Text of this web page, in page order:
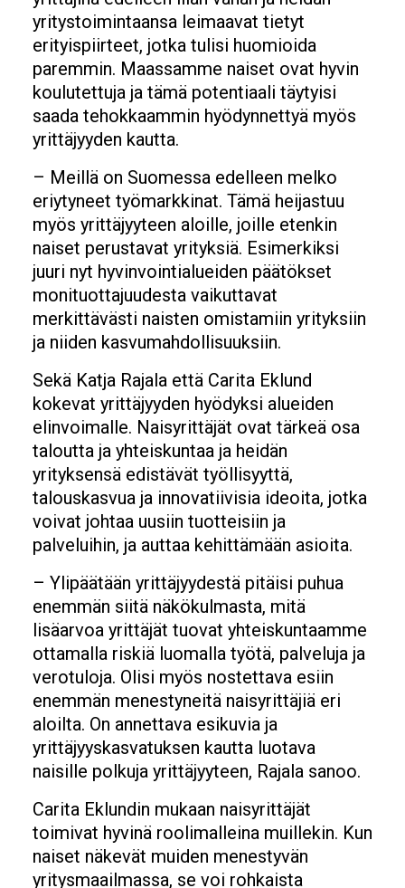
yritystoimintaansa leimaavat tietyt
erityispiirteet, jotka tulisi huomioida
paremmin. Maassamme naiset ovat hyvin
koulutettuja ja tämä potentiaali täytyisi
saada tehokkaammin hyödynnettyä myös
yrittäjyyden kautta.
– Meillä on Suomessa edelleen melko
eriytyneet työmarkkinat. Tämä heijastuu
myös yrittäjyyteen aloille, joille etenkin
naiset perustavat yrityksiä. Esimerkiksi
juuri nyt hyvinvointialueiden päätökset
monituottajuudesta vaikuttavat
merkittävästi naisten omistamiin yrityksiin
ja niiden kasvumahdollisuuksiin.
Sekä Katja Rajala että Carita Eklund
kokevat yrittäjyyden hyödyksi alueiden
elinvoimalle. Naisyrittäjät ovat tärkeä osa
taloutta ja yhteiskuntaa ja heidän
yrityksensä edistävät työllisyyttä,
talouskasvua ja innovatiivisia ideoita, jotka
voivat johtaa uusiin tuotteisiin ja
palveluihin, ja auttaa kehittämään asioita.
– Ylipäätään yrittäjyydestä pitäisi puhua
enemmän siitä näkökulmasta, mitä
lisäarvoa yrittäjät tuovat yhteiskuntaamme
ottamalla riskiä luomalla työtä, palveluja ja
verotuloja. Olisi myös nostettava esiin
enemmän menestyneitä naisyrittäjiä eri
aloilta. On annettava esikuvia ja
yrittäjyyskasvatuksen kautta luotava
naisille polkuja yrittäjyyteen, Rajala sanoo.
Carita Eklundin mukaan naisyrittäjät
toimivat hyvinä roolimalleina muillekin. Kun
naiset näkevät muiden menestyvän
yritysmaailmassa, se voi rohkaista